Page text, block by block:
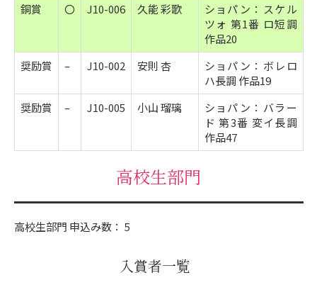
銅賞
〇 J10-006 久能 彩歌
ショパン：スケル
ツォ 第1番 ロ短調
作品20
奨励賞
– J10-002 安則 杏
ショパン：ボレロ
ハ長調 作品19
奨励賞
– J10-005 小山 瑠璃
ショパン：バラー
ド 第3番 変イ長調
作品47
高校生部門
高校生部門 申込み数： 5
入賞者一覧